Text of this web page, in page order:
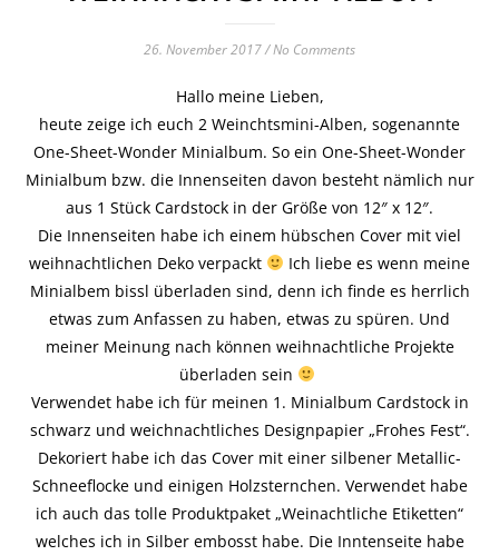
26. November 2017/No Comments
Hallo meine Lieben,
heute zeige ich euch 2 Weinchtsmini-Alben, sogenannte
One-Sheet-Wonder Minialbum. So ein One-Sheet-Wonder
Minialbum bzw. die Innenseiten davon besteht nämlich nur
aus 1 Stück Cardstock in der Größe von 12″ x 12″.
Die Innenseiten habe ich einem hübschen Cover mit viel
weihnachtlichen Deko verpackt
Ich liebe es wenn meine
Minialbem bissl überladen sind, denn ich finde es herrlich
etwas zum Anfassen zu haben, etwas zu spüren. Und
meiner Meinung nach können weihnachtliche Projekte
überladen sein
Verwendet habe ich für meinen 1. Minialbum Cardstock in
schwarz und weichnachtliches Designpapier „Frohes Fest“.
Dekoriert habe ich das Cover mit einer silbener Metallic-
Schneeflocke und einigen Holzsternchen. Verwendet habe
ich auch das tolle Produktpaket „Weinachtliche Etiketten“
welches ich in Silber embosst habe. Die Inntenseite habe